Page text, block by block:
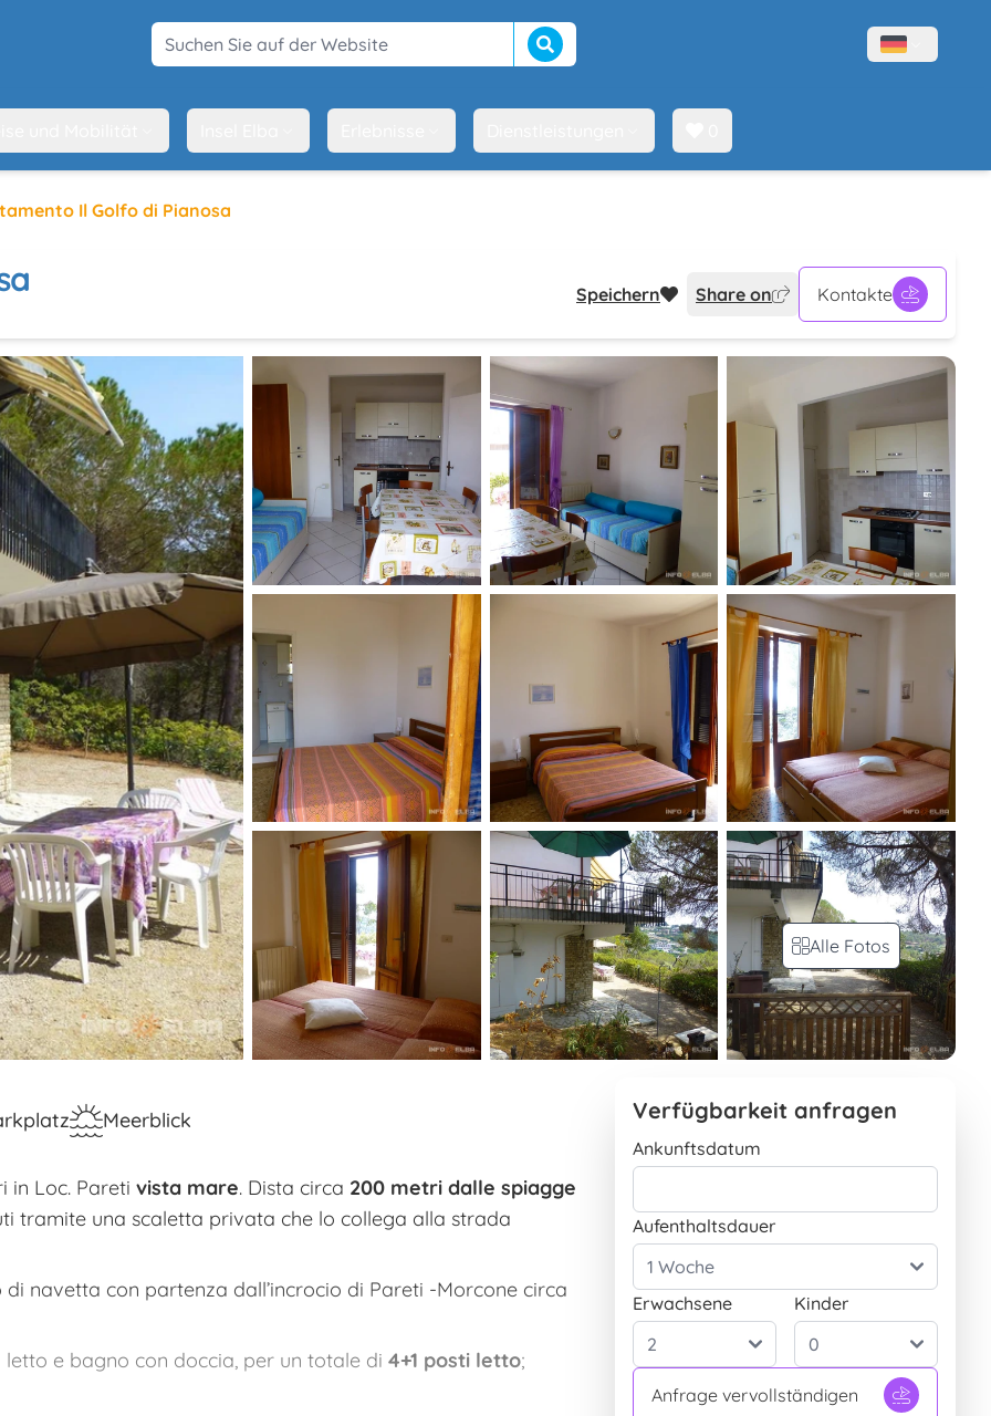
Suchen Sie auf der Website Suche beginnen Menù lingue
Il Golfo di Pianosa
Speichern Share on Kontakte
Meerblick
in Loc. Pareti vista mare. Dista circa 200 metri dalle spiagge
tramite una scaletta privata che lo collega alla strada
navetta con partenza dall’incrocio di Pareti -Morcone circa
e bagno con doccia, per un totale di 4+1 posti letto;
Verfügbarkeit anfragen
Ankunftsdatum
Aufenthaltsdauer
Erwachsene Kinder
Anfrage vervollständigen
Alle Fotos